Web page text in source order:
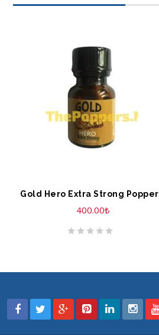
SEPETE EKLE
400.00₺